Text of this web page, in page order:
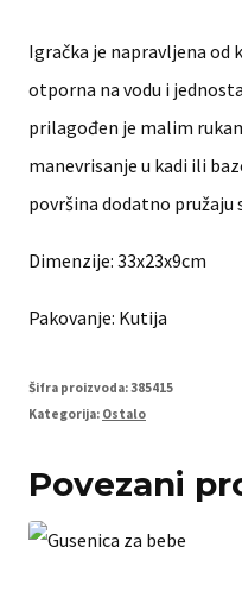
Igračka je napravljena
otporna na vodu i
prilagođen je malim
manevrisanje u kadi ili
površina dodatno
Dimenzije: 33x23x9cm
Pakovanje: Kutija
Šifra proizvoda:385415
Kategorija: Ostalo
Povezani